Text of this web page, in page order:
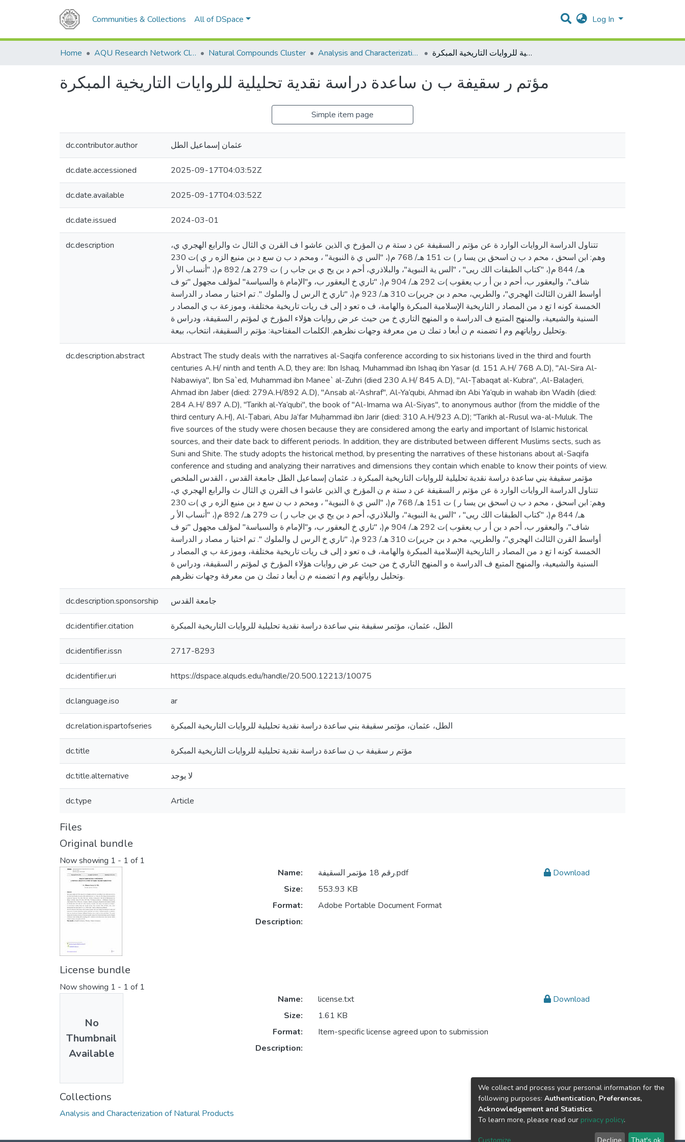
Communities & Collections All of DSpace Log In
Home AQU Research Network Clusters Natural Compounds Cluster Analysis and Characterization of Natural Products مؤتم ر سقيفة ب ن ساعدة دراسة نقدية تحليلية للروايات التاريخية المبكرة
مؤتم ر سقيفة ب ن ساعدة دراسة نقدية تحليلية للروايات التاريخية المبكرة
Simple item page
dc.contributor.author عثمان إسماعيل الطل
dc.date.accessioned 2025-09-17T04:03:52Z
dc.date.available 2025-09-17T04:03:52Z
dc.date.issued 2024-03-01
dc.description
تتناول الدراسة الروايات الوارد ة عن مؤتم ر السقيفة عن د ستة م ن المؤرخ ي الذين عاشو ا ف القرن ي الثال ث والرابع الهجري ي،
وهم: ابن اسحق ، محم د ب ن اسحق بن يسا ر ) ت 151 هـ/ 768 م(، "الس ي ة النبوية" ، ومحم د ب ن سع د بن منيع الزه ر ي )ت 230
هـ/ 844 م(، "كتاب الطبقات الك ريى" ، "الس ية النبوية"، والبلاذري، أحم د بن يح ي بن جاب ر ) ت 279 هـ/ 892 م(، "أنساب الأ ر
شاف"، واليعقور ب، أحم د بن أ ر ب يعقوب )ت 292 هـ/ 904 م(، "تاري خ اليعقور ب، و"الإمام ة والسياسة" لمؤلف مجهول "تو ف
أواسط القرن الثالث الهجري"، والطريي، محم د بن جرير)ت 310 هـ/ 923 م(، "تاري خ الرس ل والملوك ". تم اختيا ر مصاد ر الدراسة
الخمسة كونه ا تع د من المصاد ر التاريخية الإسلامية المبكرة والهامة، ف ه تعو د إلى ف ريات تاريخية مختلفة، وموزعة ب ي المصاد ر
السنية والشيعية، والمنهج المتبع ف الدراسة ه و المنهج التاري خ من حيث عر ض روايات هؤلاء المؤرخ ي لمؤتم ر السقيفة، ودراس ة
وتحليل رواياتهم وم ا تضمنه م ن أبعا د تمك ن من معرفة وجهات نظرهم. الكلمات المفتاحية: مؤتم ر السقيفة، انتخاب، بيعة.
dc.description.abstract
Abstract The study deals with the narratives al-Saqifa conference according to six historians lived in the third and fourth
centuries A.H/ ninth and tenth A.D, they are: Ibn Ishaq, Muhammad ibn Ishaq ibn Yasar (d. 151 A.H/ 768 A.D), "Al-Sira Al-
Nabawiya", Ibn Sa`ed, Muhammad ibn Manee` al-Zuhri (died 230 A.H/ 845 A.D), "Al-Ṭabaqat al-Kubra", ,Al-Balaḏeri,
Ahmad ibn Jaber (died: 279A.H/892 A.D), "Ansab al-’Ashraf", Al-Ya‘qubi, Ahmad ibn Abi Ya‘qub in wahab ibn Wadih (died:
284 A.H/ 897 A.D), "Tarikh al-Ya‘qubi", the book of "Al-Imama wa Al-Siyas", to anonymous author (from the middle of the
third century A.H), Al-Ṭabari, Abu Ja‘far Muḥammad ibn Jarir (died: 310 A.H/923 A.D); "Tarikh al-Rusul wa-al-Muluk. The
five sources of the study were chosen because they are considered among the early and important of Islamic historical
sources, and their date back to different periods. In addition, they are distributed between different Muslims sects, such as
Suni and Shite. The study adopts the historical method, by presenting the narratives of these historians about al-Saqifa
conference and studing and analyzing their narratives and dimensions they contain which enable to know their points of view.
مؤتمر سقيفة بني ساعدة دراسة نقدية تحليلية للروايات التاريخية المبكرة د. عثمان إسماعيل الطل جامعة القدس ، القدس الملخص
تتناول الدراسة الروايات الوارد ة عن مؤتم ر السقيفة عن د ستة م ن المؤرخ ي الذين عاشو ا ف القرن ي الثال ث والرابع الهجري ي،
وهم: ابن اسحق ، محم د ب ن اسحق بن يسا ر ) ت 151 هـ/ 768 م(، "الس ي ة النبوية" ، ومحم د ب ن سع د بن منيع الزه ر ي )ت 230
هـ/ 844 م(، "كتاب الطبقات الك ريى" ، "الس ية النبوية"، والبلاذري، أحم د بن يح ي بن جاب ر ) ت 279 هـ/ 892 م(، "أنساب الأ ر
شاف"، واليعقور ب، أحم د بن أ ر ب يعقوب )ت 292 هـ/ 904 م(، "تاري خ اليعقور ب، و"الإمام ة والسياسة" لمؤلف مجهول "تو ف
أواسط القرن الثالث الهجري"، والطريي، محم د بن جرير)ت 310 هـ/ 923 م(، "تاري خ الرس ل والملوك ". تم اختيا ر مصاد ر الدراسة
الخمسة كونه ا تع د من المصاد ر التاريخية الإسلامية المبكرة والهامة، ف ه تعو د إلى ف ريات تاريخية مختلفة، وموزعة ب ي المصاد ر
السنية والشيعية، والمنهج المتبع ف الدراسة ه و المنهج التاري خ من حيث عر ض روايات هؤلاء المؤرخ ي لمؤتم ر السقيفة، ودراس ة
وتحليل رواياتهم وم ا تضمنه م ن أبعا د تمك ن من معرفة وجهات نظرهم.
dc.description.sponsorship جامعة القدس
dc.identifier.citation الطل، عثمان، مؤتمر سقيفة بني ساعدة دراسة نقدية تحليلية للروايات التاريخية المبكرة
dc.identifier.issn 2717-8293
dc.identifier.uri https://dspace.alquds.edu/handle/20.500.12213/10075
dc.language.iso ar
dc.relation.ispartofseries الطل، عثمان، مؤتمر سقيفة بني ساعدة دراسة نقدية تحليلية للروايات التاريخية المبكرة
dc.title مؤتم ر سقيفة ب ن ساعدة دراسة نقدية تحليلية للروايات التاريخية المبكرة
dc.title.alternative لا يوجد
dc.type Article
Files
Original bundle
Now showing 1 - 1 of 1
Name:
رقم 18 مؤتمر السقيفة.pdf
Size:
553.93 KB
Format:
Adobe Portable Document Format
Description:
Download
License bundle
Now showing 1 - 1 of 1
No
Thumbnail
Available
Name:
license.txt
Size:
1.61 KB
Format:
Item-specific license agreed upon to submission
Description:
Download
Collections
Analysis and Characterization of Natural Products
We collect and process your personal information for the
following purposes: Authentication, Preferences,
Acknowledgement and Statistics.
To learn more, please read our privacy policy.